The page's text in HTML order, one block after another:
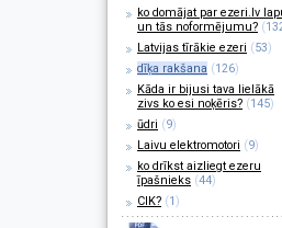
ko domājat par ezeri.lv
un tās noformējumu? (
Latvijas tīrākie ezeri (53)
dīķa rakšana (126)
Kāda ir bijusi tava lielākā
zivs ko esi noķēris? (145)
ūdri (9)
Laivu elektromotori (9)
ko drīkst aizliegt ezeru
īpašnieks (44)
CIK? (1)